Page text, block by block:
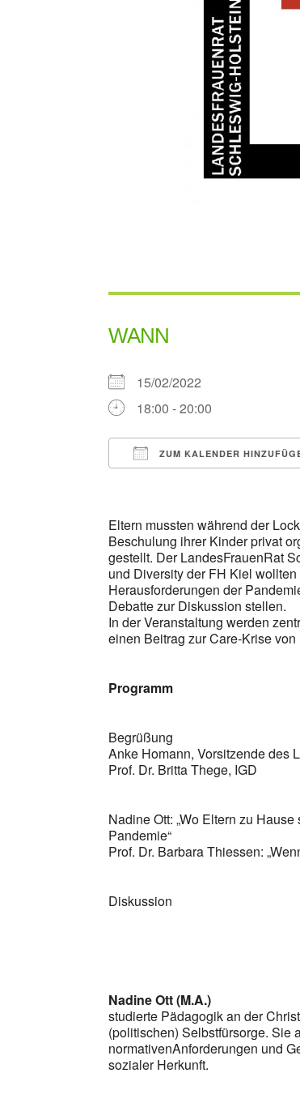
WANN
15/02/2022
18:00 - 20:00
ZUM KALENDER
Eltern mussten während der
Beschulung ihrer Kinder privat
gestellt. Der LandesFrauenRat
und Diversity der FH Kiel
Herausforderungen der
Debatte zur Diskussion stellen.
In der Veranstaltung werden
einen Beitrag zur Care-Krise
Programm
Begrüßung
Anke Homann, Vorsitzende des
Prof. Dr. Britta Thege, IGD
Nadine Ott: „Wo Eltern zu
Pandemie“
Prof. Dr. Barbara Thiessen:
Diskussion
Nadine Ott (M.A.)
studierte Pädagogik an der
(politischen) Selbstfürsorge. Sie
normativenAnforderungen und
sozialer Herkunft.